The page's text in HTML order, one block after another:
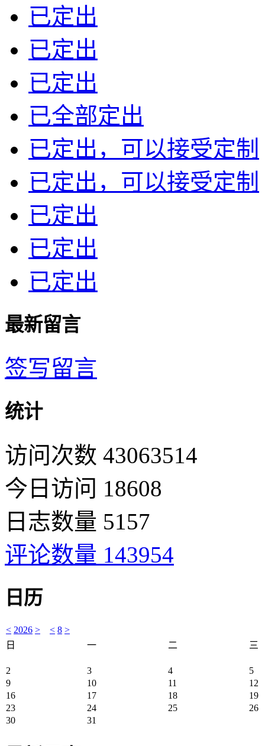
已定出
已定出
已定出
已全部定出
已定出，可以接受定制
已定出，可以接受定制
已定出
已定出
已定出
最新留言
签写留言
统计
访问次数 43063514
今日访问 18608
日志数量 5157
评论数量 143954
日历
< 2026 > < 8 >
日
一 二 三
2 3 4
5
9
10 11
12
16
17 18
19
23
24 25
26
30
31